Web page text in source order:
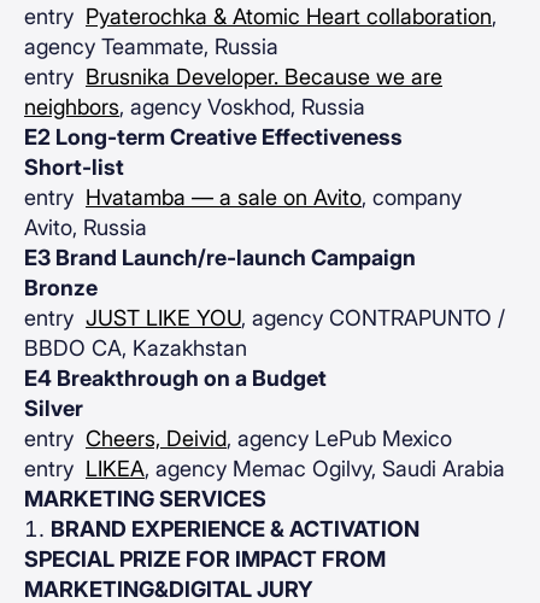
entry Pyaterochka & Atomic Heart collaboration,
agency Teammate, Russia
entry Brusnika Developer. Because we are
neighbors, agency Voskhod, Russia
E2 Long-term Creative Effectiveness
Short-list
entry Hvatamba — a sale on Avito, company
Avito, Russia
E3 Brand Launch/re-launch Campaign
Bronze
entry JUST LIKE YOU, agency CONTRAPUNTO /
BBDO CA, Kazakhstan
E4 Breakthrough on a Budget
Silver
entry Cheers, Deivid, agency LePub Mexico
entry LIKEA, agency Memac Ogilvy, Saudi Arabia
MARKETING SERVICES
BRAND EXPERIENCE & ACTIVATION
SPECIAL PRIZE FOR IMPACT FROM
MARKETING&DIGITAL JURY